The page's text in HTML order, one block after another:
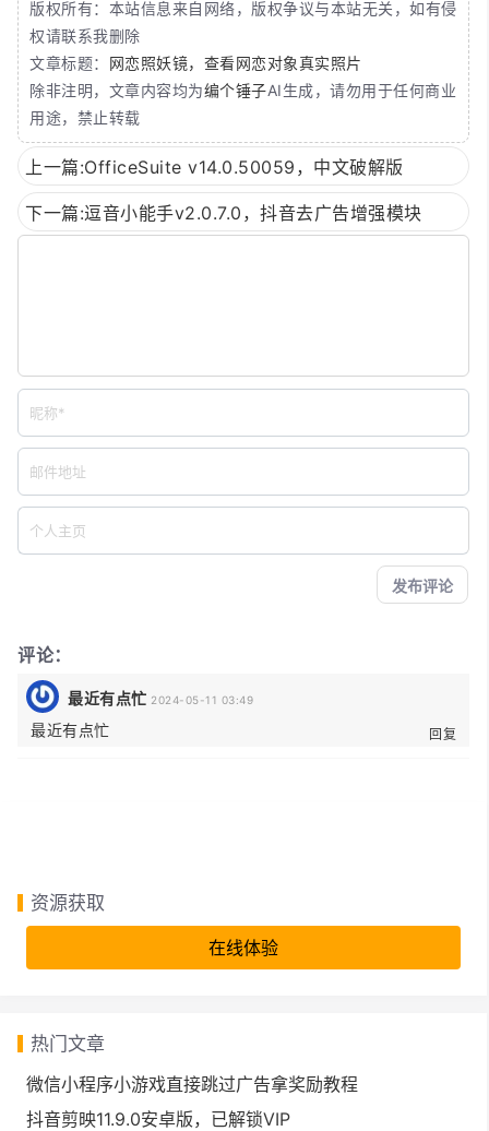
版权所有：本站信息来自网络，版权争议与本站无关，如有侵
权请联系我删除
文章标题： 网恋照妖镜，查看网恋对象真实照片
除非注明，文章内容均为编个锤子AI生成，请勿用于任何商业
用途，禁止转载
上一篇:OfficeSuite v14.0.50059，中文破解版
下一篇:逗音小能手v2.0.7.0，抖音去广告增强模块
评论：
最近有点忙 2024-05-11 03:49
最近有点忙 回复
资源获取
在线体验
热门文章
微信小程序小游戏直接跳过广告拿奖励教程
抖音剪映11.9.0安卓版，已解锁VIP